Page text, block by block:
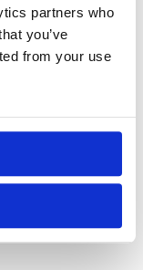
partners who
you’ve
from your use
som
som